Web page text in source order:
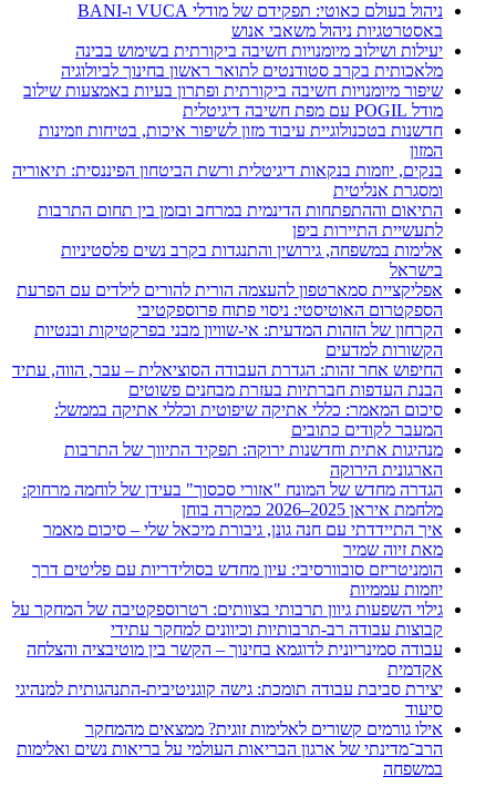
ניהול בעולם כאוטי: תפקידם של מודלי VUCA ו-BANI
באסטרטגיות ניהול משאבי אנוש
יעילות ושילוב מיומנויות חשיבה ביקורתית בשימוש בבינה
מלאכותית בקרב סטודנטים לתואר ראשון בחינוך לביולוגיה
שיפור מיומנויות חשיבה ביקורתית ופתרון בעיות באמצעות שילוב
מודל POGIL עם מפת חשיבה דיגיטלית
חדשנות בטכנולוגיית עיבוד מזון לשיפור איכות, בטיחות וזמינות
המזון
בנקים, יוזמות בנקאות דיגיטלית ורשת הביטחון הפיננסית: תיאוריה
ומסגרת אנליטית
התיאום וההתפתחות הדינמית במרחב ובזמן בין תחום התרבות
לתעשיית התיירות ביפן
אלימות במשפחה, גירושין והתנגדות בקרב נשים פלסטיניות
בישראל
אפליקציית סמארטפון להעצמה הורית להורים לילדים עם הפרעת
הספקטרום האוטיסטי: ניסוי פתוח פרוספקטיבי
הקרחון של הזהות המדעית: אי-שוויון מבני בפרקטיקות ובנטיות
הקשורות למדעים
החיפוש אחר זהות: הגדרת העבודה הסוציאלית – עבר, הווה, עתיד
הבנת העדפות חברתיות בעזרת מבחנים פשוטים
סיכום המאמר: כללי אתיקה שיפוטית וכללי אתיקה בממשל:
המעבר לקודים כתובים
מנהיגות אתית וחדשנות ירוקה: תפקיד התיווך של התרבות
הארגונית הירוקה
הגדרה מחדש של המונח "אזורי סכסוך" בעידן של לוחמה מרחוק:
מלחמת איראן 2025–2026 כמקרה בוחן
איך התיידדתי עם חנה גונן, גיבורת מיכאל שלי – סיכום מאמר
מאת זיוה שמיר
הומניטריזם סובוורסיבי: עיון מחדש בסולידריות עם פליטים דרך
יוזמות עממיות
גילוי השפעות גיוון תרבותי בצוותים: רטרוספקטיבה של המחקר על
קבוצות עבודה רב-תרבותיות וכיוונים למחקר עתידי
עבודה סמינריונית לדוגמא בחינוך – הקשר בין מוטיבציה והצלחה
אקדמית
יצירת סביבת עבודה תומכת: גישה קוגניטיבית-התנהגותית למנהיגי
סיעוד
אילו גורמים קשורים לאלימות זוגית? ממצאים מהמחקר
הרב־מדינתי של ארגון הבריאות העולמי על בריאות נשים ואלימות
במשפחה